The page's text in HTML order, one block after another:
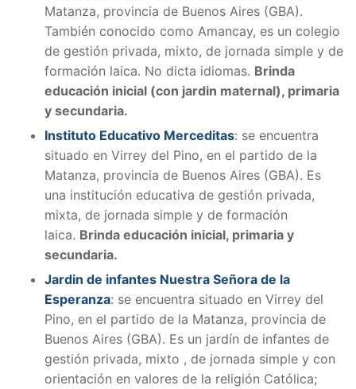
Matanza, provincia de Buenos Aires (GBA).
También conocido como Amancay, es un colegio
de gestión privada, mixto, de jornada simple y de
formación laica. No dicta idiomas. Brinda
educación inicial (con jardin maternal), primaria
y secundaria.
Instituto Educativo Merceditas: se encuentra
situado en Virrey del Pino, en el partido de la
Matanza, provincia de Buenos Aires (GBA). Es
una institución educativa de gestión privada,
mixta, de jornada simple y de formación
laica. Brinda educación inicial, primaria y
secundaria.
Jardin de infantes Nuestra Señora de la
Esperanza: se encuentra situado en Virrey del
Pino, en el partido de la Matanza, provincia de
Buenos Aires (GBA). Es un jardín de infantes de
gestión privada, mixto , de jornada simple y con
orientación en valores de la religión Católica;